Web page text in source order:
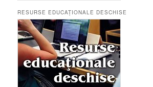
RESURSE EDUCAȚIONALE DESCHISE